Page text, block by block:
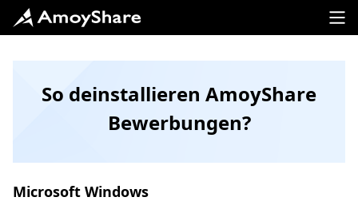
So deinstallieren AmoyShare
Bewerbungen?
Microsoft Windows